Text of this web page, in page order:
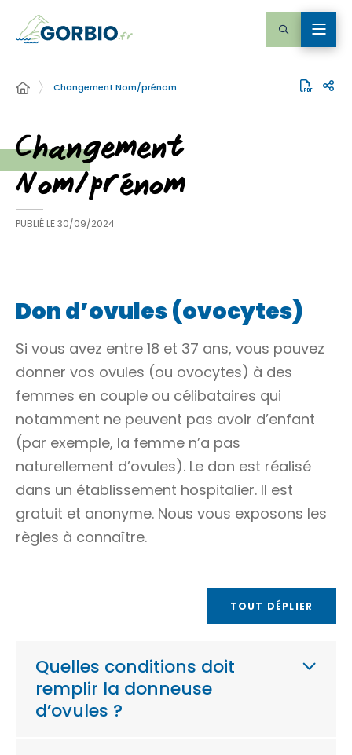
Changement Nom/prénom
Changement
Nom/prénom
PUBLIÉ LE30/09/2024
Don d’ovules (ovocytes)
Si vous avez entre 18 et 37 ans, vous pouvez
donner vos ovules (ou ovocytes) à des
femmes en couple ou célibataires qui
notamment ne peuvent pas avoir d’enfant
(par exemple, la femme n’a pas
naturellement d’ovules). Le don est réalisé
dans un établissement hospitalier. Il est
gratuit et anonyme. Nous vous exposons les
règles à connaître.
TOUT DÉPLIER
Quelles conditions doit
remplir la donneuse
d’ovules ?